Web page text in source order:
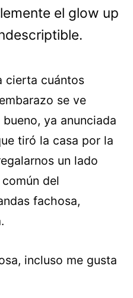
el glow up
cierta cuántos
se ve
ya anunciada
tiró la casa por la
un lado
del
fachosa,
incluso me gusta